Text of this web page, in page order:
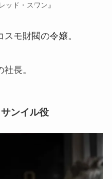
ッド・スワン』
モ財閥の令嬢。
長。
ンイル役